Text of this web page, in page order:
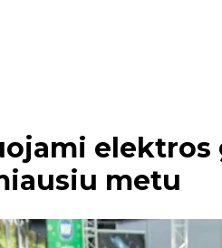
elektros
metu